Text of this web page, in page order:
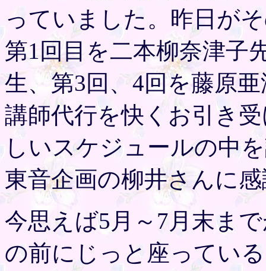
っていました。昨日が
第1回目を二本柳奈津子
生、第3回、4回を藤原
講師代行を快くお引き
しいスケジュールの中
東音企画の柳井さんに
今思えば5月～7月末ま
の前にじっと座ってい